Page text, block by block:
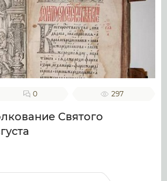
0 297
Святого